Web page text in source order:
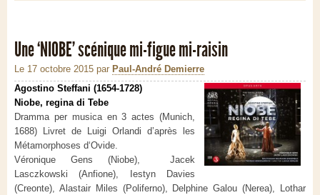
Une ‘NIOBE’ scénique mi-figue mi-raisin
Le 17 octobre 2015 par Paul-André Demierre
Agostino Steffani (1654-1728)
Niobe, regina di Tebe
Dramma per musica en 3 actes (Munich,
1688) Livret de Luigi Orlandi d’après les
Métamorphoses d‘Ovide.
Véronique Gens (Niobe), Jacek
Lasczkowski (Anfione), Iestyn Davies
(Creonte), Alastair Miles (Poliferno), Delphine Galou (Nerea), Lothar